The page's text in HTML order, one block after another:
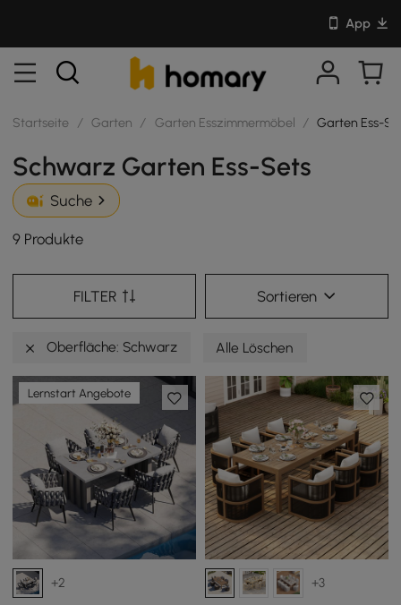
App
Startseite / Garten / Garten Esszimmermöbel / Garten Ess-
Schwarz Garten Ess-Sets
Suche
9 Produkte
FILTER Sortieren
Oberfläche: Schwarz Alle Löschen
Lernstart Angebote
+2 +3